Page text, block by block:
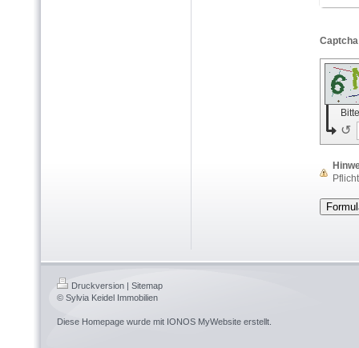
↺
Druckversion
Sitemap
© Sylvia Keidel Immobilien
Diese Homepage wurde mit IONOS MyWebsite erstellt.